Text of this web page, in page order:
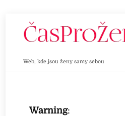
Web, kde jsou ženy samy sebou
Warning: